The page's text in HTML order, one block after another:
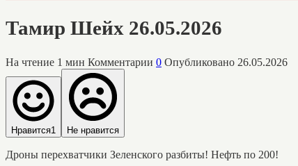
Тамир Шейх 26.05.2026
На чтение 1 мин Комментарии 0 Опубликовано 26.05.2026
Нравится1 Не нравится
Дроны перехватчики Зеленского разбиты! Нефть по 200!